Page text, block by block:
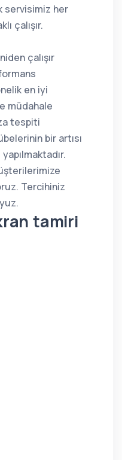
servisimiz her
çalışır.
çalışır
en iyi
müdahale
tespiti
bir artısı
Tercihiniz
tamiri